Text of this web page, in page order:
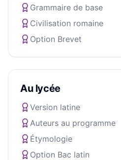
Grammaire de base
Civilisation romaine
Option Brevet
Au lycée
Version latine
Auteurs au programme
Étymologie
Option Bac latin